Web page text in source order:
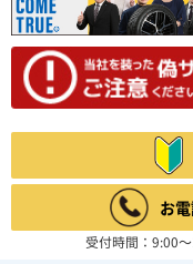
フラン
世界3
に優れ
カー
す。
総合評価：6
お
受付時間：9:00